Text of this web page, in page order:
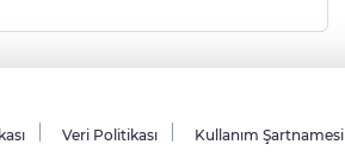
Veri Politikası Kullanım Şartnamesi